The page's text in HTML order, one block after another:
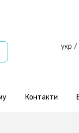
укр /
Контакти